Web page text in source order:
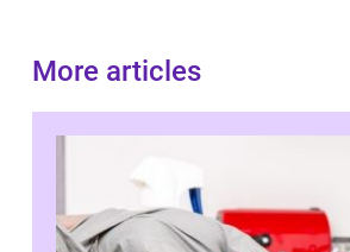
More articles